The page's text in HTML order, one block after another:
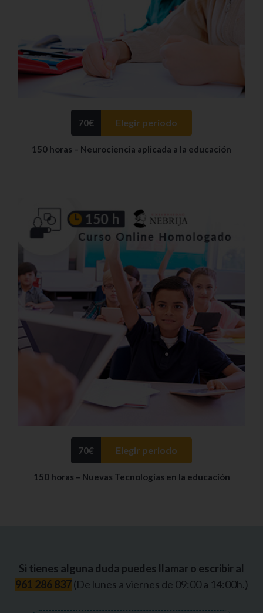
70€ Elegir periodo
150 horas – Neurociencia aplicada a la educación
70€ Elegir periodo
150 horas – Nuevas Tecnologías en la educación
Si tienes alguna duda puedes llamar o escribir al
961 286 837(De lunes a viernes de 09:00 a 14:00h.)